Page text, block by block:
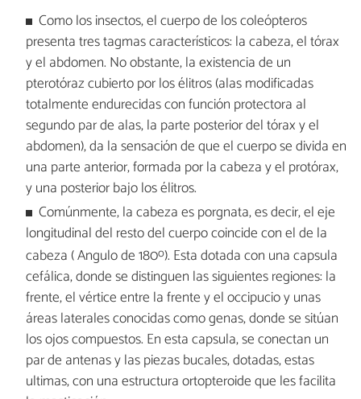
Como los insectos, el cuerpo de los coleópteros
presenta tres tagmas característicos: la cabeza, el tórax
y el abdomen. No obstante, la existencia de un
pterotóraz cubierto por los élitros (alas modificadas
totalmente endurecidas con función protectora al
segundo par de alas, la parte posterior del tórax y el
abdomen), da la sensación de que el cuerpo se divida en
una parte anterior, formada por la cabeza y el protórax,
y una posterior bajo los élitros.
Comúnmente, la cabeza es porgnata, es decir, el eje
longitudinal del resto del cuerpo coincide con el de la
cabeza ( Angulo de 180o). Esta dotada con una capsula
cefálica, donde se distinguen las siguientes regiones: la
frente, el vértice entre la frente y el occipucio y unas
áreas laterales conocidas como genas, donde se sitúan
los ojos compuestos. En esta capsula, se conectan un
par de antenas y las piezas bucales, dotadas, estas
ultimas, con una estructura ortopteroide que les facilita